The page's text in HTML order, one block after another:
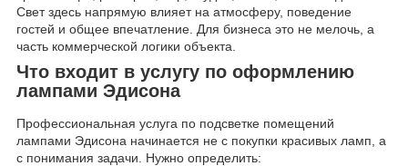
Свет здесь напрямую влияет на атмосферу, поведение
гостей и общее впечатление. Для бизнеса это не мелочь, а
часть коммерческой логики объекта.
Что входит в услугу по оформлению
лампами Эдисона
Профессиональная услуга по подсветке помещений
лампами Эдисона начинается не с покупки красивых ламп, а
с понимания задачи. Нужно определить: